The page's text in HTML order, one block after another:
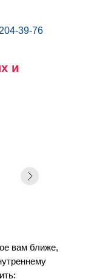
и
вам ближе,
39-76